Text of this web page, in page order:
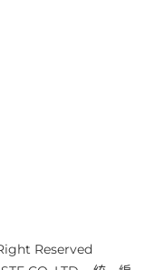
Reserved